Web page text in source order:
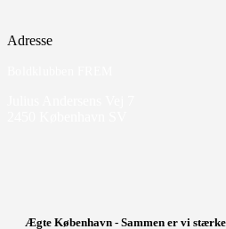
Adresse
Ægte København - Sammen er vi